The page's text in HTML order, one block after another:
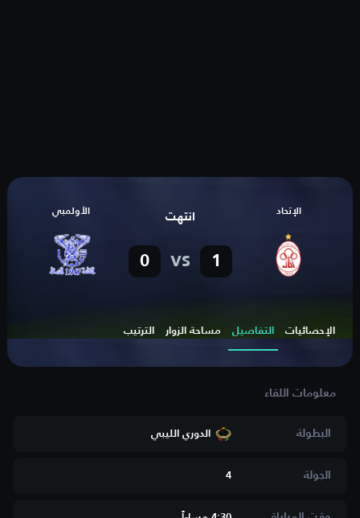
الإتحاد انتهت
1
vs
0
الأولمبي
الإحصائيات التفاصيل مساحة الزوار الترتيب
البطولة الدوري الليبي
الجولة 4